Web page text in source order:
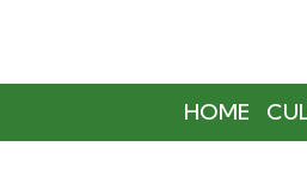
HOME